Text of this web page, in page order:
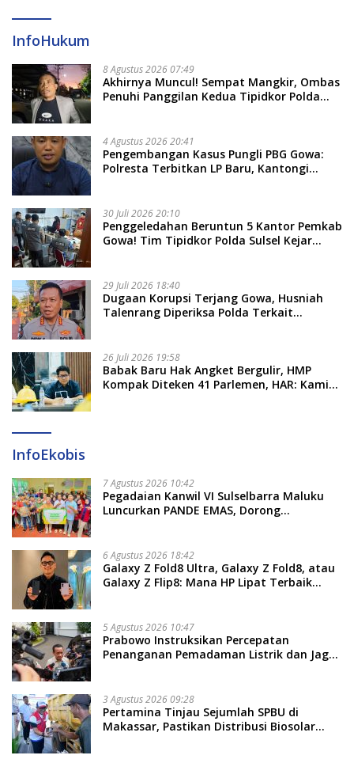
InfoHukum
8 Agustus 2026 07:49
Akhirnya Muncul! Sempat Mangkir, Ombas
Penuhi Panggilan Kedua Tipidkor Polda
4 Agustus 2026 20:41
Pengembangan Kasus Pungli PBG Gowa:
Polresta Terbitkan LP Baru, Kantongi
30 Juli 2026 20:10
Penggeledahan Beruntun 5 Kantor Pemkab
Gowa! Tim Tipidkor Polda Sulsel Kejar
29 Juli 2026 18:40
Dugaan Korupsi Terjang Gowa, Husniah
Talenrang Diperiksa Polda Terkait
26 Juli 2026 19:58
​Babak Baru Hak Angket Bergulir, HMP
Kompak Diteken 41 Parlemen, HAR: Kami
InfoEkobis
7 Agustus 2026 10:42
Pegadaian Kanwil VI Sulselbarra Maluku
Luncurkan PANDE EMAS, Dorong
6 Agustus 2026 18:42
Galaxy Z Fold8 Ultra, Galaxy Z Fold8, atau
Galaxy Z Flip8: Mana HP Lipat Terbaik
5 Agustus 2026 10:47
Prabowo Instruksikan Percepatan
Penanganan Pemadaman Listrik dan Jaga
3 Agustus 2026 09:28
Pertamina Tinjau Sejumlah SPBU di
Makassar, Pastikan Distribusi Biosolar